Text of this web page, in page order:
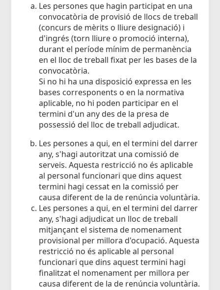
Les persones que hagin participat en una
convocatòria de provisió de llocs de treball
(concurs de mèrits o lliure designació) i
d'ingrés (torn lliure o promoció interna),
durant el període mínim de permanència
en el lloc de treball fixat per les bases de la
convocatòria.
Si no hi ha una disposició expressa en les
bases corresponents o en la normativa
aplicable, no hi poden participar en el
termini d'un any des de la presa de
possessió del lloc de treball adjudicat.
Les persones a qui, en el termini del darrer
any, s'hagi autoritzat una comissió de
serveis. Aquesta restricció no és aplicable
al personal funcionari que dins aquest
termini hagi cessat en la comissió per
causa diferent de la de renúncia voluntària.
Les persones a qui, en el termini del darrer
any, s'hagi adjudicat un lloc de treball
mitjançant el sistema de nomenament
provisional per millora d'ocupació. Aquesta
restricció no és aplicable al personal
funcionari que dins aquest termini hagi
finalitzat el nomenament per millora per
causa diferent de la de renúncia voluntària.